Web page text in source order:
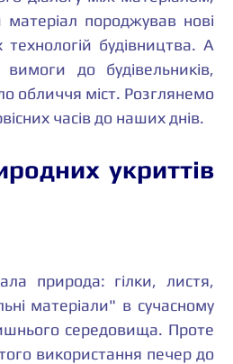
породжував нові
будівництва. А
до будівельників,
обличчя міст. Розглянемо
часів до наших днів.
укриттів
природа: гілки, листя,
матеріали" в сучасному
середовища. Проте
використання печер до